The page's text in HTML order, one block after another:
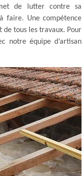
de lutter contre sa
faire. Une compétence
tous les travaux. Pour
notre équipe d’artisan